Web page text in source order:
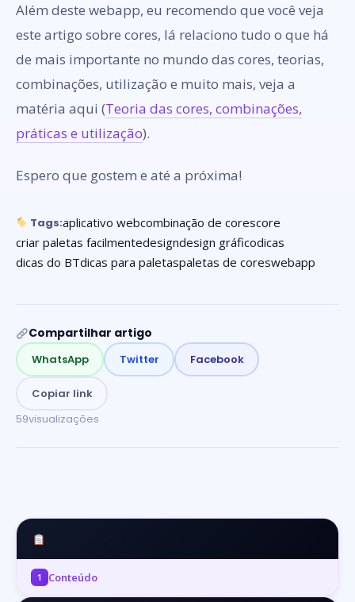
Além deste webapp, eu recomendo que você veja
este artigo sobre cores, lá relaciono tudo o que há
de mais importante no mundo das cores, teorias,
combinações, utilização e muito mais, veja a
matéria aqui (Teoria das cores, combinações,
práticas e utilização).
Espero que gostem e até a próxima!
Tags:aplicativo webcombinação de corescore
criar paletas facilmentedesigndesign gráficodicas
dicas do BTdicas para paletaspaletas de coreswebapp
Compartilhar artigo
WhatsApp Twitter Facebook
Copiar link
59visualizações
1 Conteúdo